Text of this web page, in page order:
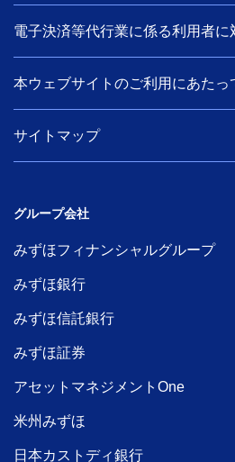
電子決済等代行業に係る利用者に
本ウェブサイトのご利用にあたっ
サイトマップ
グループ会社
みずほフィナンシャルグループ
みずほ銀行
みずほ信託銀行
みずほ証券
アセットマネジメントOne
米州みずほ
日本カストディ銀行